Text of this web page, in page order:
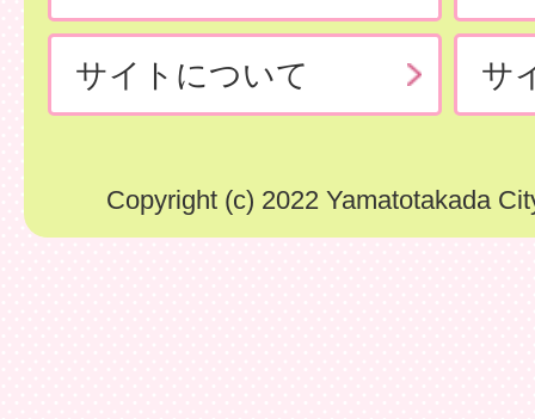
サイトについて サ
Copyright (c) 2022 Yamatotakada